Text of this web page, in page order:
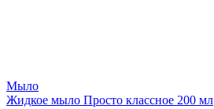
Мыло
Жидкое мыло Просто классное 200 мл